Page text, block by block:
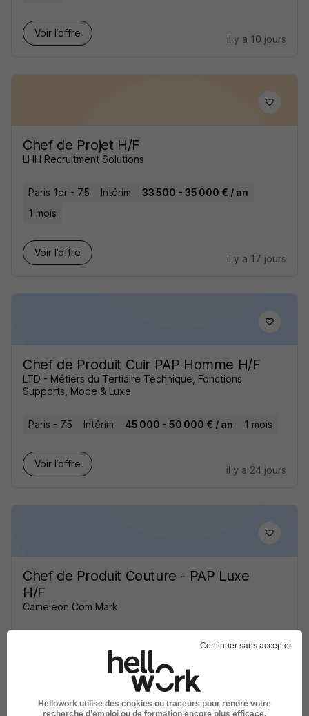
Voir l’offre
il y a 10 jours
Chef de Projet H/F
LHH Recruitment Solutions
Paris 1er - 75 Intérim
33 500 - 35 000 € / an
1 mois
Voir l’offre
il y a 17 jours
Chef de Produit Cuir PAP Homme H/F
LTD - Métiers du Tertiaire Technique, Fonctions
Supports, Mode & Luxe
Paris - 75 Intérim 45 000 - 50 000 € / an 1 mois
Voir l’offre
il y a 24 jours
Chef de Produit Couture - PAP Luxe
H/F
Cameleon Com Mark
2 mois
Continuer sans accepter
Hellowork utilise des cookies ou traceurs pour rendre votre
recherche d’emploi ou de formation encore plus efficace.